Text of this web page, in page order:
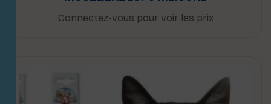
Connectez-vous pour voir les prix